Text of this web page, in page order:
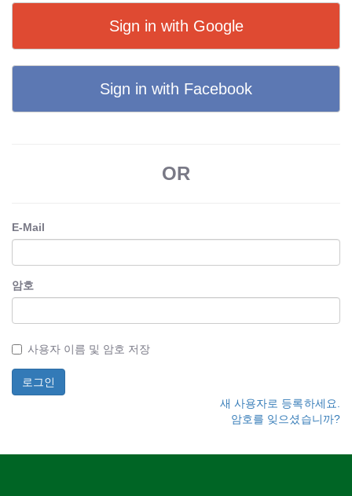
Sign in with Google
Sign in with Facebook
OR
E-Mail
암호
사용자 이름 및 암호 저장
새 사용자로 등록하세요.
암호를 잊으셨습니까?